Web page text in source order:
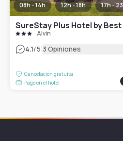
08h - 14h 12h - 18h 17h -
SureStay Plus Hotel by
Alvin
4.1/5|3 Opiniones
Cancelación gratuita
Pago en el hotel